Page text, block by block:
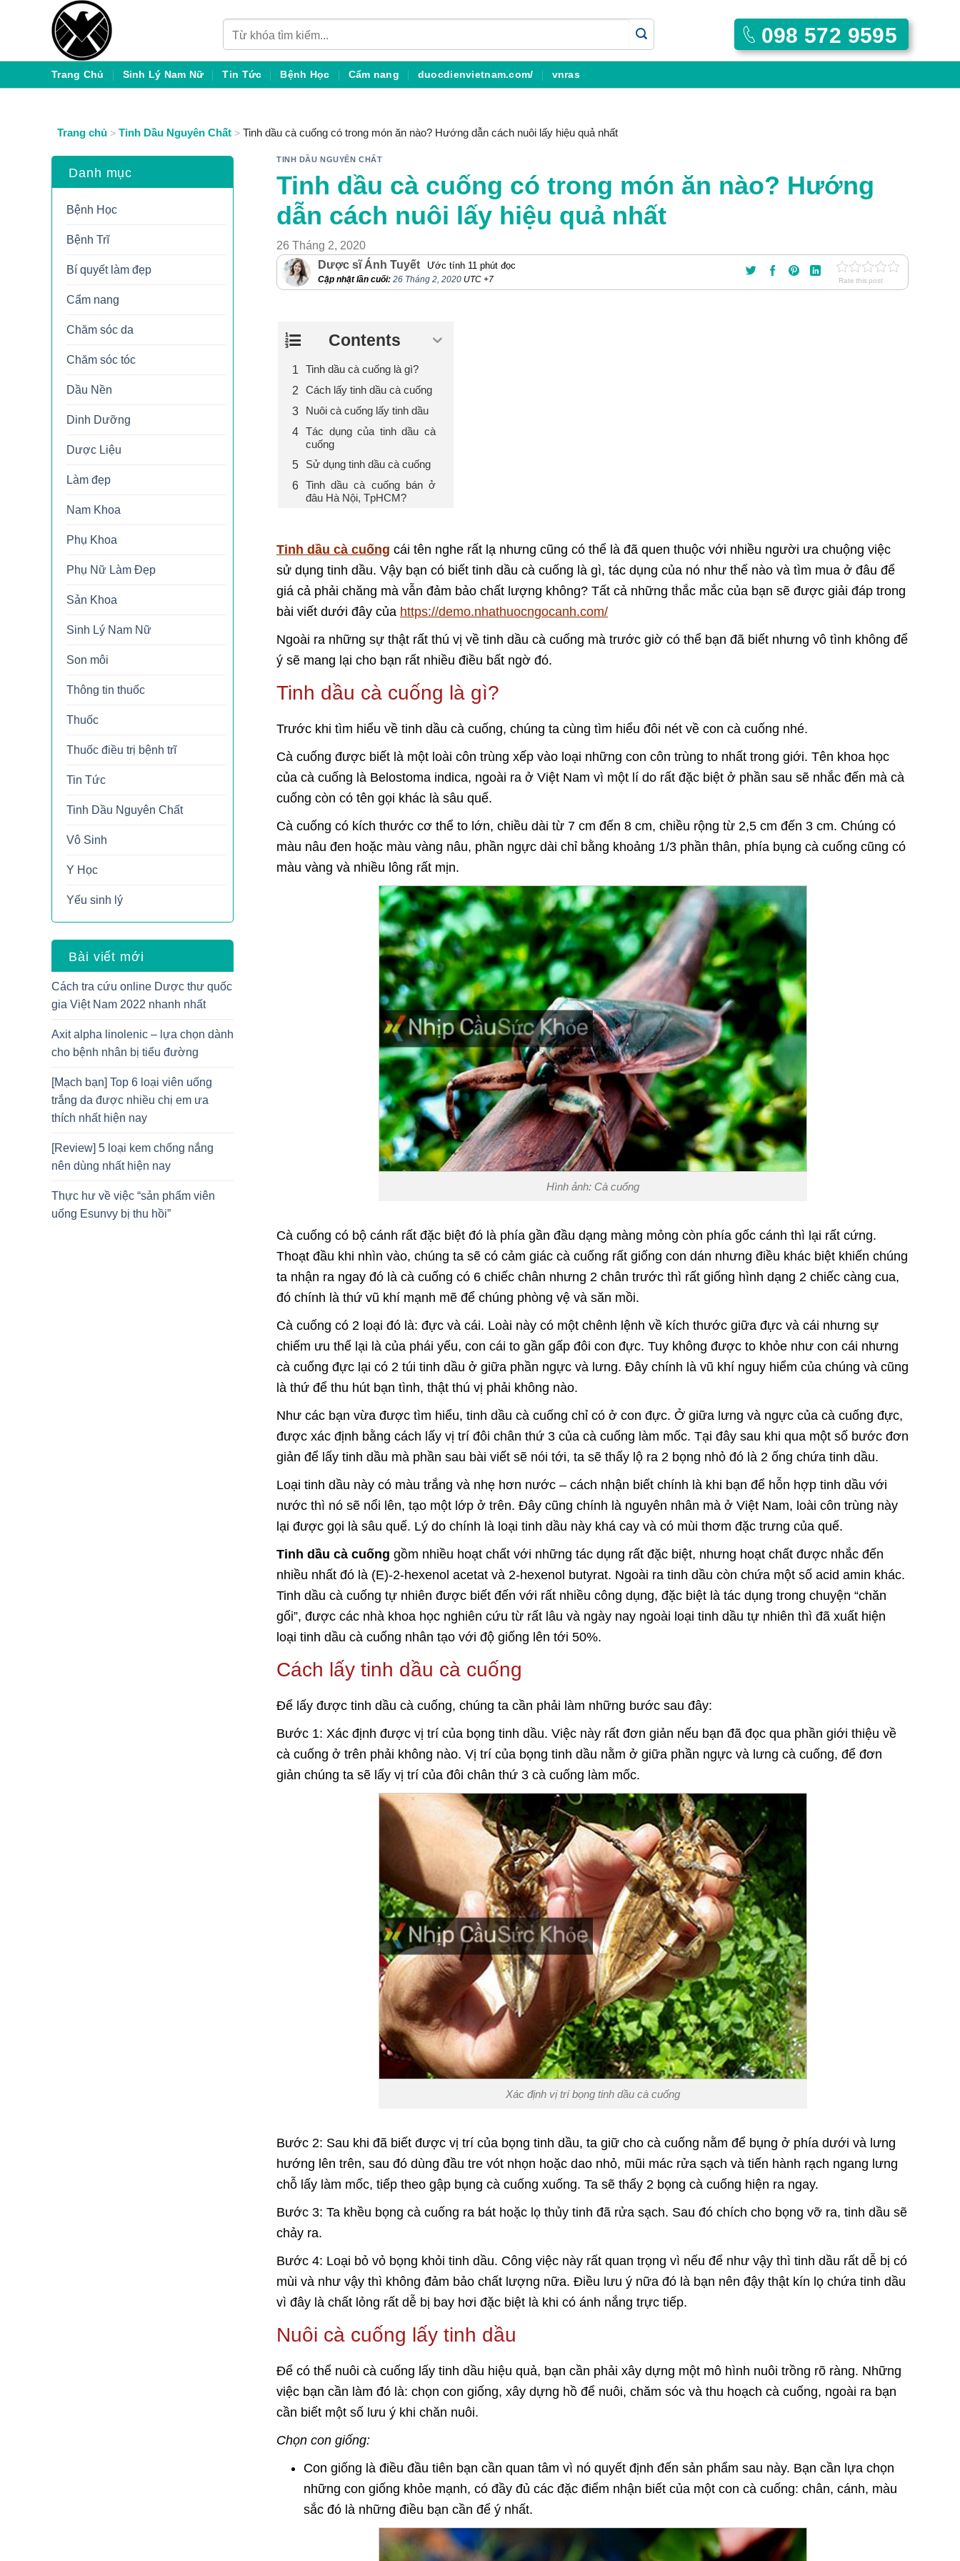
dung
kiếm:
098 572 9595
Trang Chủ Sinh Lý Nam Nữ Tin Tức Bệnh Học Cẩm nang duocdienvietnam.com/ vnras
Trang chủ > Tinh Dầu Nguyên Chất > Tinh dầu cà cuống có trong món ăn nào? Hướng dẫn cách nuôi lấy hiệu quả nhất
TINH DẦU NGUYÊN CHẤT
Tinh dầu cà cuống có trong món ăn nào? Hướng
dẫn cách nuôi lấy hiệu quả nhất
26 Tháng 2, 2020
Dược sĩ Ánh Tuyết
Cập nhật lần cuối: 26 Tháng 2, 2020 UTC +7
Ước tính 11 phút đọc
Rate this post
Contents
Tinh dầu cà cuống là gì?
Cách lấy tinh dầu cà cuống
Nuôi cà cuống lấy tinh dầu
Tác dụng của tinh dầu cà
cuống
Sử dụng tinh dầu cà cuống
Tinh dầu cà cuống bán ở
đâu Hà Nội, TpHCM?
Tinh dầu cà cuống cái tên nghe rất lạ nhưng cũng có thể là đã quen thuộc với nhiều người ưa chuộng việc
sử dụng tinh dầu. Vậy bạn có biết tinh dầu cà cuống là gì, tác dụng của nó như thế nào và tìm mua ở đâu để
giá cả phải chăng mà vẫn đảm bảo chất lượng không? Tất cả những thắc mắc của bạn sẽ được giải đáp trong
bài viết dưới đây của https://demo.nhathuocngocanh.com/
Ngoài ra những sự thật rất thú vị về tinh dầu cà cuống mà trước giờ có thể bạn đã biết nhưng vô tình không để
ý sẽ mang lại cho bạn rất nhiều điều bất ngờ đó.
Tinh dầu cà cuống là gì?
Trước khi tìm hiểu về tinh dầu cà cuống, chúng ta cùng tìm hiểu đôi nét về con cà cuống nhé.
Cà cuống được biết là một loài côn trùng xếp vào loại những con côn trùng to nhất trong giới. Tên khoa học
của cà cuống là Belostoma indica, ngoài ra ở Việt Nam vì một lí do rất đặc biệt ở phần sau sẽ nhắc đến mà cà
cuống còn có tên gọi khác là sâu quế.
Cà cuống có kích thước cơ thể to lớn, chiều dài từ 7 cm đến 8 cm, chiều rộng từ 2,5 cm đến 3 cm. Chúng có
màu nâu đen hoặc màu vàng nâu, phần ngực dài chỉ bằng khoảng 1/3 phần thân, phía bụng cà cuống cũng có
màu vàng và nhiều lông rất mịn.
Hình ảnh: Cà cuống
Cà cuống có bộ cánh rất đặc biệt đó là phía gần đầu dạng màng mỏng còn phía gốc cánh thì lại rất cứng.
Thoạt đầu khi nhìn vào, chúng ta sẽ có cảm giác cà cuống rất giống con dán nhưng điều khác biệt khiến chúng
ta nhận ra ngay đó là cà cuống có 6 chiếc chân nhưng 2 chân trước thì rất giống hình dạng 2 chiếc càng cua,
đó chính là thứ vũ khí mạnh mẽ để chúng phòng vệ và săn mồi.
Cà cuống có 2 loại đó là: đực và cái. Loài này có một chênh lệnh về kích thước giữa đực và cái nhưng sự
chiếm ưu thế lại là của phái yếu, con cái to gần gấp đôi con đực. Tuy không được to khỏe như con cái nhưng
cà cuống đực lại có 2 túi tinh dầu ở giữa phần ngực và lưng. Đây chính là vũ khí nguy hiểm của chúng và cũng
là thứ để thu hút bạn tình, thật thú vị phải không nào.
Như các bạn vừa được tìm hiểu, tinh dầu cà cuống chỉ có ở con đực. Ở giữa lưng và ngực của cà cuống đực,
được xác định bằng cách lấy vị trí đôi chân thứ 3 của cà cuống làm mốc. Tại đây sau khi qua một số bước đơn
giản để lấy tinh dầu mà phần sau bài viết sẽ nói tới, ta sẽ thấy lộ ra 2 bọng nhỏ đó là 2 ống chứa tinh dầu.
Loại tinh dầu này có màu trắng và nhẹ hơn nước – cách nhận biết chính là khi bạn để hỗn hợp tinh dầu với
nước thì nó sẽ nổi lên, tạo một lớp ở trên. Đây cũng chính là nguyên nhân mà ở Việt Nam, loài côn trùng này
lại được gọi là sâu quế. Lý do chính là loại tinh dầu này khá cay và có mùi thơm đặc trưng của quế.
Tinh dầu cà cuống gồm nhiều hoạt chất với những tác dụng rất đặc biệt, nhưng hoạt chất được nhắc đến
nhiều nhất đó là (E)-2-hexenol acetat và 2-hexenol butyrat. Ngoài ra tinh dầu còn chứa một số acid amin khác.
Tinh dầu cà cuống tự nhiên được biết đến với rất nhiều công dụng, đặc biệt là tác dụng trong chuyện “chăn
gối”, được các nhà khoa học nghiên cứu từ rất lâu và ngày nay ngoài loại tinh dầu tự nhiên thì đã xuất hiện
loại tinh dầu cà cuống nhân tạo với độ giống lên tới 50%.
Cách lấy tinh dầu cà cuống
Để lấy được tinh dầu cà cuống, chúng ta cần phải làm những bước sau đây:
Bước 1: Xác định được vị trí của bọng tinh dầu. Việc này rất đơn giản nếu bạn đã đọc qua phần giới thiệu về
cà cuống ở trên phải không nào. Vị trí của bọng tinh dầu nằm ở giữa phần ngực và lưng cà cuống, để đơn
giản chúng ta sẽ lấy vị trí của đôi chân thứ 3 cà cuống làm mốc.
Xác định vị trí bọng tinh dầu cà cuống
Bước 2: Sau khi đã biết được vị trí của bọng tinh dầu, ta giữ cho cà cuống nằm để bụng ở phía dưới và lưng
hướng lên trên, sau đó dùng đầu tre vót nhọn hoặc dao nhỏ, mũi mác rửa sạch và tiến hành rạch ngang lưng
chỗ lấy làm mốc, tiếp theo gập bụng cà cuống xuống. Ta sẽ thấy 2 bọng cà cuống hiện ra ngay.
Bước 3: Ta khều bọng cà cuống ra bát hoặc lọ thủy tinh đã rửa sạch. Sau đó chích cho bọng vỡ ra, tinh dầu sẽ
chảy ra.
Bước 4: Loại bỏ vỏ bọng khỏi tinh dầu. Công việc này rất quan trọng vì nếu để như vậy thì tinh dầu rất dễ bị có
mùi và như vậy thì không đảm bảo chất lượng nữa. Điều lưu ý nữa đó là bạn nên đậy thật kín lọ chứa tinh dầu
vì đây là chất lỏng rất dễ bị bay hơi đặc biệt là khi có ánh nắng trực tiếp.
Nuôi cà cuống lấy tinh dầu
Để có thể nuôi cà cuống lấy tinh dầu hiệu quả, bạn cần phải xây dựng một mô hình nuôi trồng rõ ràng. Những
việc bạn cần làm đó là: chọn con giống, xây dựng hồ để nuôi, chăm sóc và thu hoạch cà cuống, ngoài ra bạn
cần biết một số lưu ý khi chăn nuôi.
Chọn con giống:
Con giống là điều đầu tiên bạn cần quan tâm vì nó quyết định đến sản phẩm sau này. Bạn cần lựa chọn
những con giống khỏe mạnh, có đầy đủ các đặc điểm nhận biết của một con cà cuống: chân, cánh, màu
sắc đó là những điều bạn cần để ý nhất.
Danh mục
Bệnh Học
Bệnh Trĩ
Bí quyết làm đẹp
Cẩm nang
Chăm sóc da
Chăm sóc tóc
Dầu Nền
Dinh Dưỡng
Dược Liệu
Làm đẹp
Nam Khoa
Phụ Khoa
Phụ Nữ Làm Đẹp
Sản Khoa
Sinh Lý Nam Nữ
Son môi
Thông tin thuốc
Thuốc
Thuốc điều trị bệnh trĩ
Tin Tức
Tinh Dầu Nguyên Chất
Vô Sinh
Y Học
Yếu sinh lý
Bài viết mới
Cách tra cứu online Dược thư quốc
gia Việt Nam 2022 nhanh nhất
Axit alpha linolenic – lựa chọn dành
cho bệnh nhân bị tiểu đường
[Mạch bạn] Top 6 loại viên uống
trắng da được nhiều chị em ưa
thích nhất hiện nay
[Review] 5 loại kem chống nắng
nên dùng nhất hiện nay
Thực hư về việc “sản phẩm viên
uống Esunvy bị thu hồi”